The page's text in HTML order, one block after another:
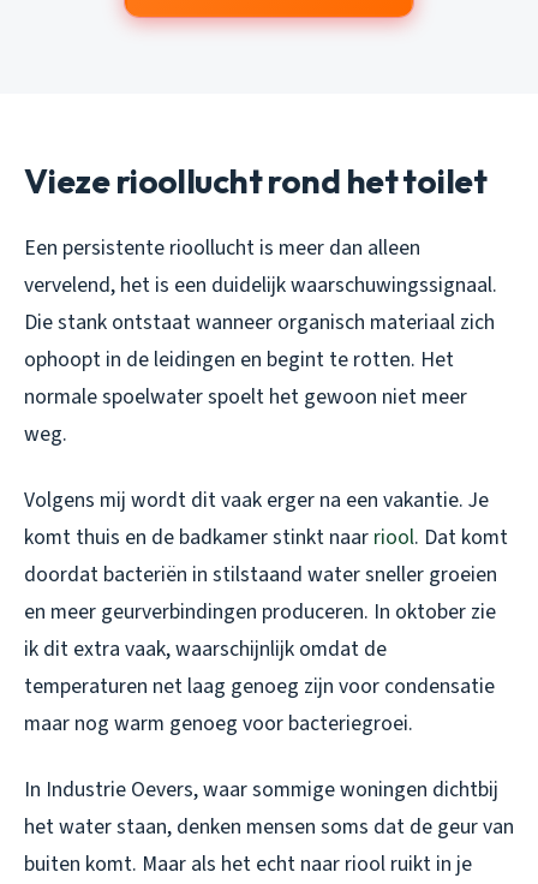
Vieze rioollucht rond het toilet
Een persistente rioollucht is meer dan alleen
vervelend, het is een duidelijk waarschuwingssignaal.
Die stank ontstaat wanneer organisch materiaal zich
ophoopt in de leidingen en begint te rotten. Het
normale spoelwater spoelt het gewoon niet meer
weg.
Volgens mij wordt dit vaak erger na een vakantie. Je
komt thuis en de badkamer stinkt naar riool. Dat komt
doordat bacteriën in stilstaand water sneller groeien
en meer geurverbindingen produceren. In oktober zie
ik dit extra vaak, waarschijnlijk omdat de
temperaturen net laag genoeg zijn voor condensatie
maar nog warm genoeg voor bacteriegroei.
In Industrie Oevers, waar sommige woningen dichtbij
het water staan, denken mensen soms dat de geur van
buiten komt. Maar als het echt naar riool ruikt in je